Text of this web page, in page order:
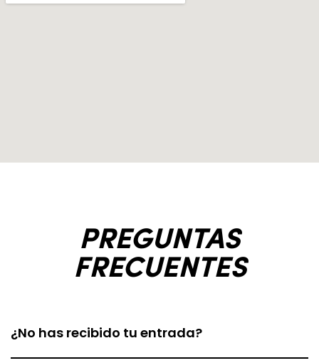
PREGUNTAS
FRECUENTES
¿No has recibido tu entrada?